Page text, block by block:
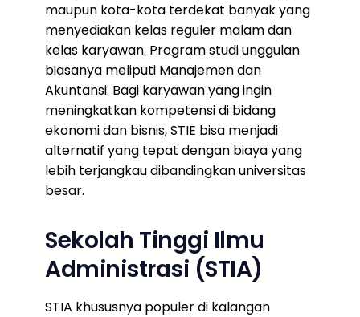
maupun kota-kota terdekat banyak yang
menyediakan kelas reguler malam dan
kelas karyawan. Program studi unggulan
biasanya meliputi Manajemen dan
Akuntansi. Bagi karyawan yang ingin
meningkatkan kompetensi di bidang
ekonomi dan bisnis, STIE bisa menjadi
alternatif yang tepat dengan biaya yang
lebih terjangkau dibandingkan universitas
besar.
Sekolah Tinggi Ilmu
Administrasi (STIA)
STIA khususnya populer di kalangan